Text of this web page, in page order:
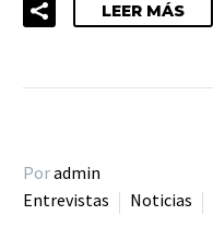
LEER MÁS
Poradmin
Entrevistas
Noticias